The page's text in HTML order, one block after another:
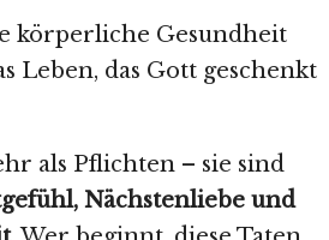
körperliche Gesundheit
Leben, das Gott geschenkt
als Pflichten – sie sind
Nächstenliebe und